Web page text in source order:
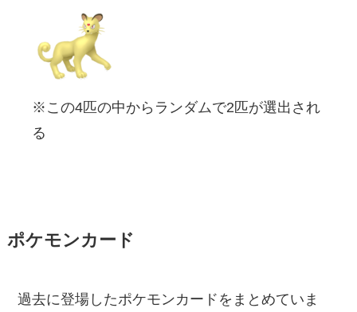
※この4匹の中からランダムで2匹が選出され
る
ポケモンカード
過去に登場したポケモンカードをまとめていま